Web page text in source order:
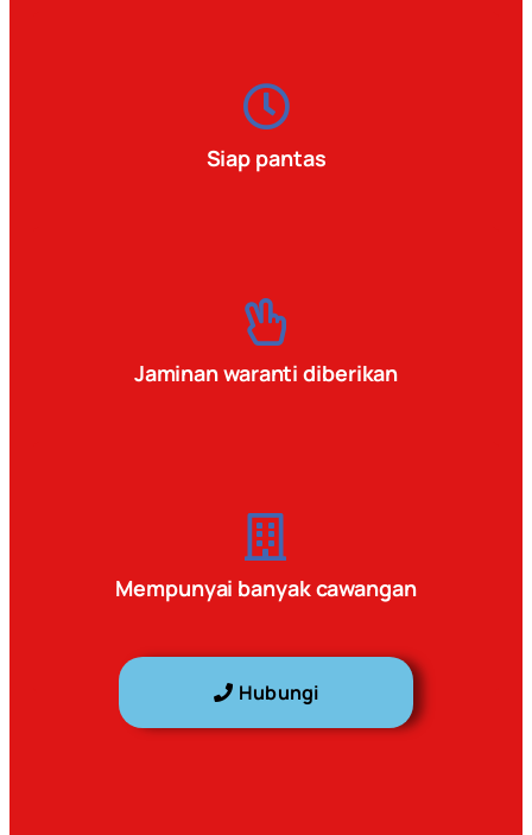
Siap pantas
Jaminan waranti diberikan
Mempunyai banyak cawangan
Hubungi